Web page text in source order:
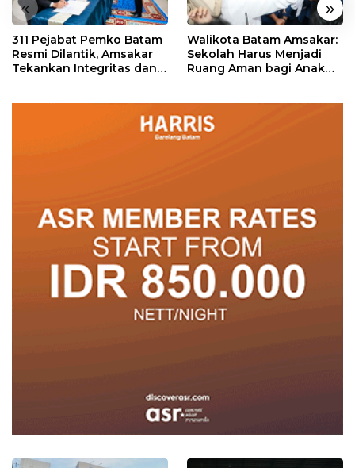
« »
311 Pejabat Pemko Batam
Resmi Dilantik, Amsakar
Tekankan Integritas dan
Walikota Batam Amsakar:
Sekolah Harus Menjadi
Ruang Aman bagi Anak